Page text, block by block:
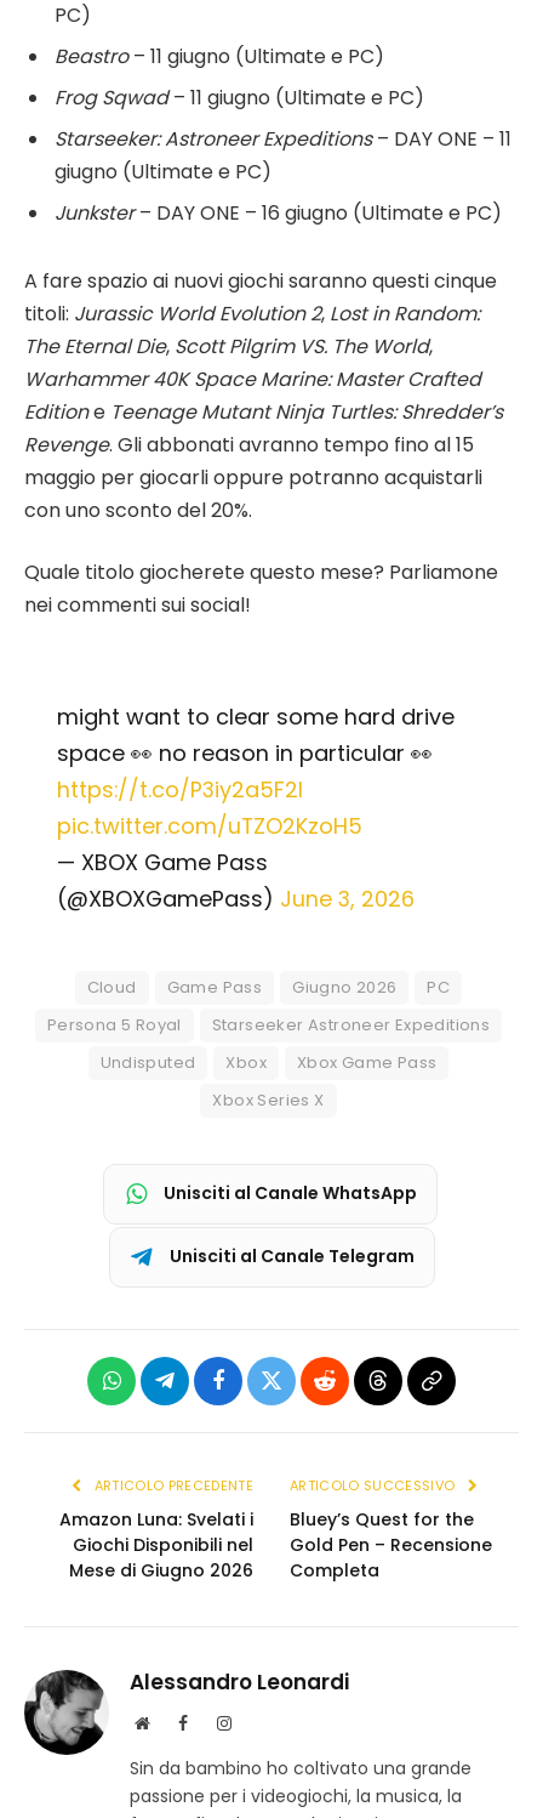
PC)
Beastro– 11 giugno (Ultimate e PC)
Frog Sqwad– 11 giugno (Ultimate e PC)
Starseeker: Astroneer Expeditions– DAY ONE – 11
giugno (Ultimate e PC)
Junkster– DAY ONE – 16 giugno (Ultimate e PC)
A fare spazio ai nuovi giochi saranno questi cinque
titoli: Jurassic World Evolution 2, Lost in Random:
The Eternal Die, Scott Pilgrim VS. The World,
Warhammer 40K Space Marine: Master Crafted
Editione Teenage Mutant Ninja Turtles: Shredder’s
Revenge. Gli abbonati avranno tempo fino al 15
maggio per giocarli oppure potranno acquistarli
con uno sconto del 20%.
Quale titolo giocherete questo mese? Parliamone
nei commenti sui social!
might want to clear some hard drive
space 👀 no reason in particular 👀
https://t.co/P3iy2a5F2I
pic.twitter.com/uTZO2KzoH5
— XBOX Game Pass
(@XBOXGamePass) June 3, 2026
Cloud Game Pass Giugno 2026
PC
Persona 5 Royal
Starseeker Astroneer Expeditions
Undisputed
Xbox
Xbox Game Pass
Xbox Series X
Unisciti al Canale WhatsApp
Unisciti al Canale Telegram
WhatsAppTelegramFacebook
X
Reddit ThreadsCopia
ARTICOLO PRECEDENTE
Amazon Luna: Svelati i
Giochi Disponibili nel
Mese di Giugno 2026
ARTICOLO SUCCESSIVO
Bluey’s Quest for the
Gold Pen – Recensione
Completa
Alessandro Leonardi
S
t
o
F
c
e
I
s
t
Sin da bambino ho coltivato una grande
passione per i videogiochi, la musica, la